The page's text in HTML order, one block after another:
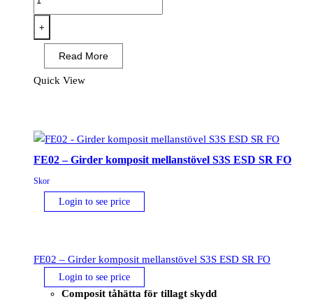
Girder
komposit
mellanstövel
S3S
SC
FO
Svart/Blå
mängd
+
Read More
Quick View
FE02 – Girder komposit mellanstövel S3S ESD SR FO
Skor
Login to see price
FE02 – Girder komposit mellanstövel S3S ESD SR FO
Login to see price
Composit tåhätta för tillagt skydd